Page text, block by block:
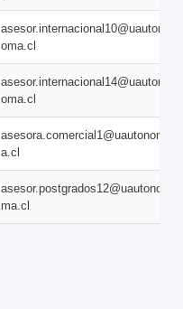
asesor.internacional10@uauton
oma.cl
asesor.internacional14@uauton
oma.cl
asesora.comercial1@uautonom
a.cl
asesor.postgrados12@uautono
ma.cl